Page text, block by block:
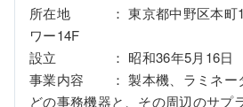
所在地　　　： 東京都中野区本町
ワー14F
設立　　　　： 昭和36年5月16日
事業内容　　： 製本機、ラミネー
どの事務機器と、その周辺のサプ